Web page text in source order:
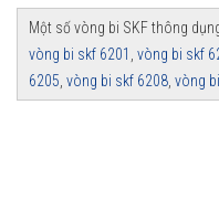
Một số vòng bi SKF thông
vòng bi skf 6201
vòng bi skf
6205 vòng bi skf 6208 vòng